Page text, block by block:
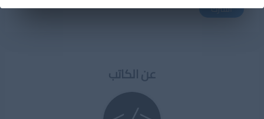
اشترك
عن الكاتب